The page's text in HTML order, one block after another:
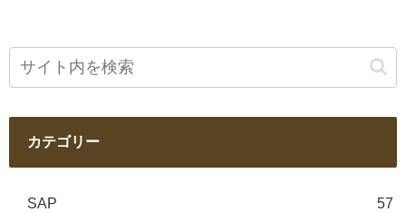
カテゴリー
SAP 57